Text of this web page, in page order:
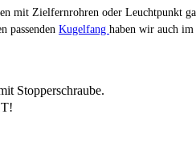
mit Zielfernrohren oder Leuchtpunkt
passenden Kugelfang haben wir auch im
Stopperschraube.